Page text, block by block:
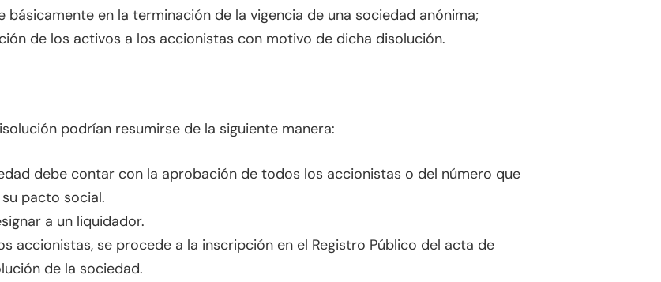
en la terminación de la vigencia de una sociedad anónima;
de los activos a los accionistas con motivo de dicha disolución.
podrían resumirse de la siguiente manera:
debe contar con la aprobación de todos los accionistas o del número que
pacto social.
a un liquidador.
accionistas, se procede a la inscripción en el Registro Público del acta de
de la sociedad.